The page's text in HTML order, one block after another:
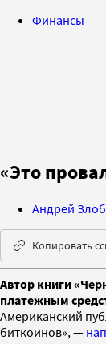
Финансы
«Это
Андрей
Копировать
Автор книги
платежным
Американский
биткоинов», —